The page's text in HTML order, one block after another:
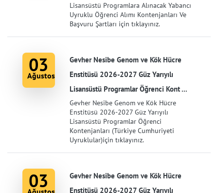
Lisansüstü Programlara Alınacak Yabancı
Uyruklu Öğrenci Alımı Kontenjanları Ve
Başvuru Şartları için tıklayınız.
03
Ağustos
Gevher Nesibe Genom ve Kök Hücre
Enstitüsü 2026-2027 Güz Yarıyılı
Lisansüstü Programlar Öğrenci Kont ...
Gevher Nesibe Genom ve Kök Hücre
Enstitüsü 2026-2027 Güz Yarıyılı
Lisansüstü Programlar Öğrenci
Kontenjanları (Türkiye Cumhuriyeti
Uyruklular)için tıklayınız.
03
Gevher Nesibe Genom ve Kök Hücre
Enstitüsü 2026-2027 Güz Yarıyılı